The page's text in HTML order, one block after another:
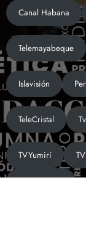
Canal Habana
Telemayabeque
Islavisión
TeleCristal
TVYumirí